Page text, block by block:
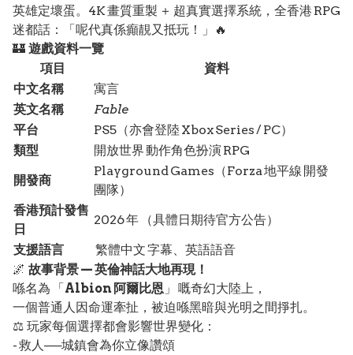
英雄定壞蛋。4K 畫質重製 ＋ 超真實選擇系統，全香港 RPG
迷都話：「呢代真係癲靚又抵玩！」🔥
🏰 遊戲資料一覽
項目
資料
中文名稱
寓言
英文名稱
Fable
平台
PS5（亦會登陸 Xbox Series / PC）
類型
開放世界 動作角色扮演 RPG
開發商
Playground Games（Forza 地平線 開發
團隊）
香港預計發售
日
2026 年 （具體日期待官方公告）
支援語言
繁體中文 字幕、英語語音
🌌 故事背景 — 英倫神話大地再現！
喺名為 「Albion 阿爾比恩 」 嘅奇幻大陸上，
一個普通人因命運牽扯，被迫喺黑暗與光明之間掙扎。
⚖️ 玩家每個選擇都會影響世界變化：
- 救人──城鎮會為你立像讚頌